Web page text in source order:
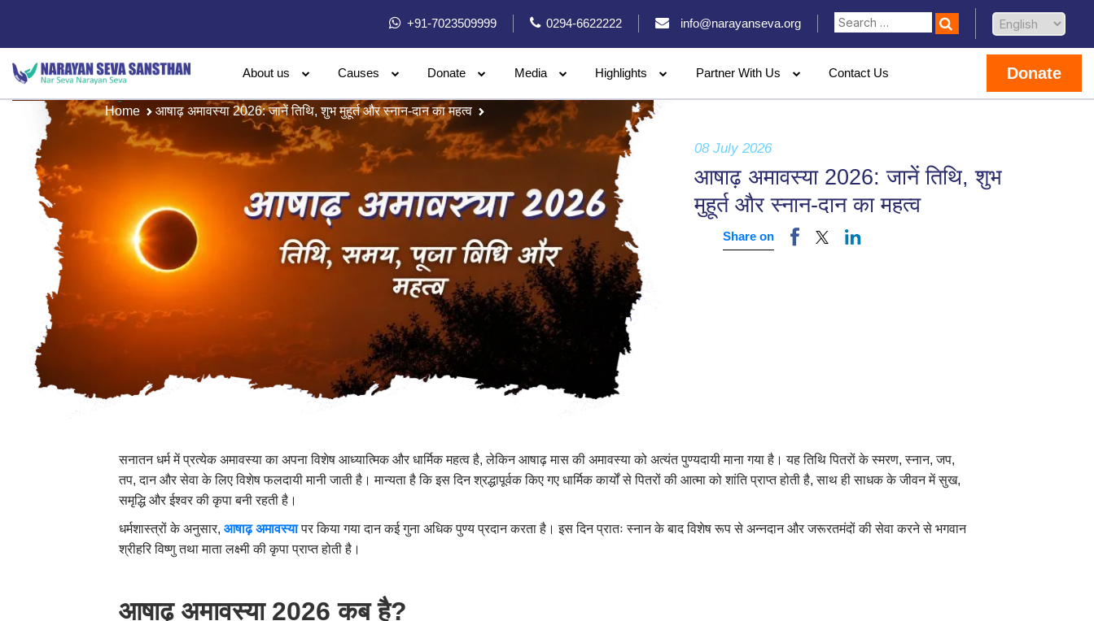
+91-7023509999 0294-6622222 info@narayanseva.org
About us Causes Donate Media Highlights Partner With Us Contact Us Donate
Home आषाढ़ अमावस्या 2026: जानें तिथि, शुभ मुहूर्त और स्नान-दान का महत्व
08 July 2026
आषाढ़ अमावस्या 2026: जानें तिथि, शुभ
मुहूर्त और स्नान-दान का महत्व
Share on
सनातन धर्म में प्रत्येक अमावस्या का अपना विशेष आध्यात्मिक और धार्मिक महत्व है, लेकिन आषाढ़ मास की अमावस्या को अत्यंत पुण्यदायी माना गया है। यह तिथि पितरों के स्मरण, स्नान, जप,
तप, दान और सेवा के लिए विशेष फलदायी मानी जाती है। मान्यता है कि इस दिन श्रद्धापूर्वक किए गए धार्मिक कार्यों से पितरों की आत्मा को शांति प्राप्त होती है, साथ ही साधक के जीवन में सुख,
समृद्धि और ईश्वर की कृपा बनी रहती है।
धर्मशास्त्रों के अनुसार,आषाढ़ अमावस्यापर किया गया दान कई गुना अधिक पुण्य प्रदान करता है। इस दिन प्रातः स्नान के बाद विशेष रूप से अन्नदान और जरूरतमंदों की सेवा करने से भगवान
श्रीहरि विष्णु तथा माता लक्ष्मी की कृपा प्राप्त होती है।
आषाढ़ अमावस्या 2026 कब है?